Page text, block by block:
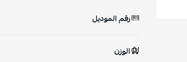
رقم الموديل
الوزن